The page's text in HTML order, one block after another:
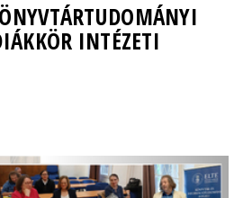
INTÉZETI